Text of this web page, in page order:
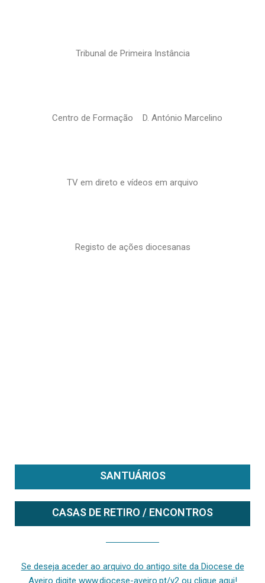
Tribunal de Primeira Instância
Centro de Formação D. António Marcelino
TV em direto e vídeos em arquivo
Registo de ações diocesanas
SANTUÁRIOS
CASAS DE RETIRO / ENCONTROS
Se deseja aceder ao arquivo do antigo site da Diocese de
Aveiro digite www.diocese-aveiro.pt/v2 ou clique aqui!